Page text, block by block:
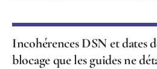
Incohérences DSN et dates
blocage que les guides ne